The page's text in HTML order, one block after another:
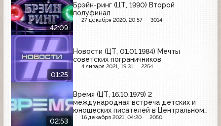
42:09
Брэйн-ринг (ЦТ, 1990) Второй
полуфинал
27 декабря 2020, 20:57 3014
01:25
Новости (ЦТ, 01.01.1984) Мечты
советских пограничников
4 января 2021, 19:31 2254
02:53
Время (ЦТ, 16.10.1979) 2
международная встреча детских и
юношеских писателей в Центральном
доме литераторов
16 декабря 2021, 04:20 2050